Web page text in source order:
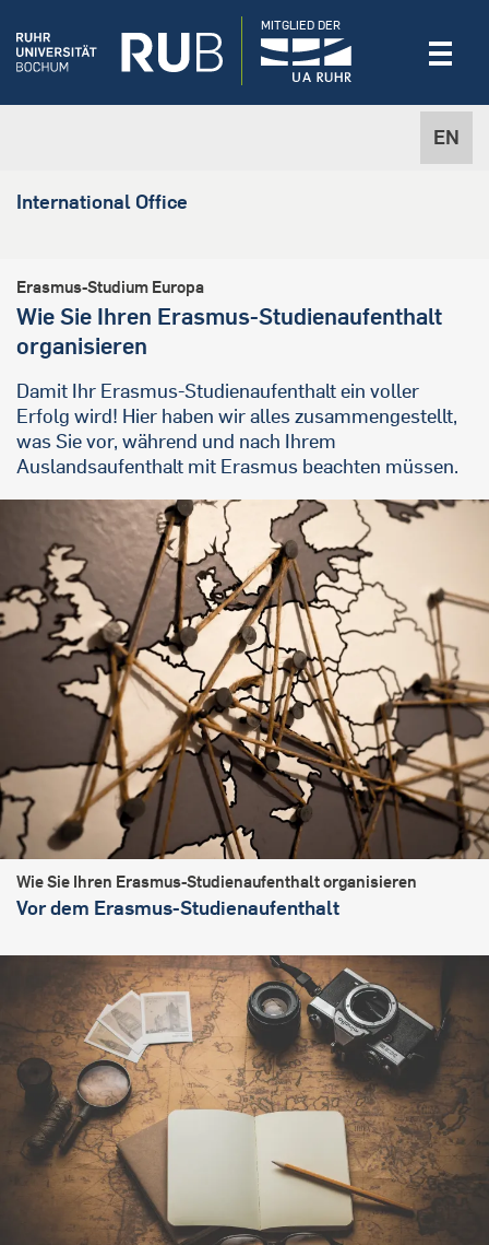
EN
MITGLIED DER
International Office
Erasmus-Studium Europa
Wie Sie Ihren Erasmus-Studienaufenthalt
organisieren
Damit Ihr Erasmus-Studienaufenthalt ein voller
Erfolg wird! Hier haben wir alles zusammengestellt,
was Sie vor, während und nach Ihrem
Auslandsaufenthalt mit Erasmus beachten müssen.
Wie Sie Ihren Erasmus-Studienaufenthalt organisieren
Vor dem Erasmus-Studienaufenthalt